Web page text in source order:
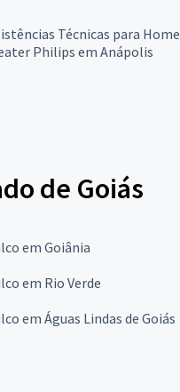
Técnicas para Home
Philips em Anápolis
de Goiás
em Goiânia
em Rio Verde
em Águas Lindas de Goiás